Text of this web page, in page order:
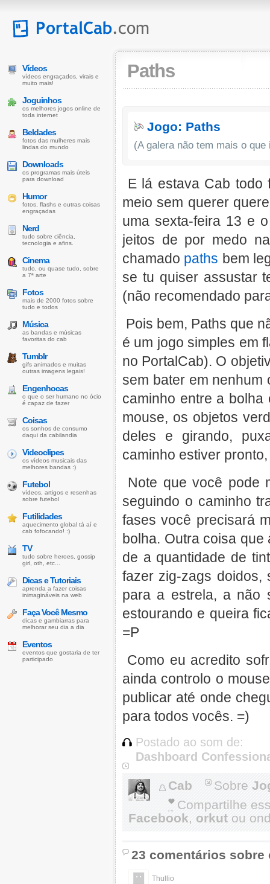
Paths
Jogo: Paths
(A galera não tem mais o que
E lá estava Cab todo
meio sem querer
uma sexta-feira 13 e
jeitos de por medo
chamado paths bem
se tu quiser assustar
(não recomendado
Pois bem, Paths que
é um jogo simples em
no PortalCab). O
sem bater em nenhum
caminho entre a
mouse, os objetos
deles e girando,
caminho estiver
Note que você pode
seguindo o caminho
fases você precisará
bolha. Outra coisa
de a quantidade de
fazer zig-zags doidos,
para a estrela, a não
estourando e queira
=P
Como eu acredito
ainda controlo o
publicar até onde
para todos vocês. =)
Postado ao som de:
Dashboard
Cab Sobre
Compartilhe
Facebook, orkut ou
23 comentários sobre
Thullio
Vídeos
vídeos engraçados, virais e
muito mais!
Joguinhos
os melhores jogos online de
toda internet
Beldades
fotos das mulheres mais
lindas do mundo
Downloads
os programas mais úteis
para download
Humor
fotos, flashs e outras coisas
engraçadas
Nerd
tudo sobre ciência,
tecnologia e afins.
Cinema
tudo, ou quase tudo, sobre
a 7ª arte
Fotos
mais de 2000 fotos sobre
tudo e todos
Música
as bandas e músicas
favoritas do cab
Tumblr
gifs animados e muitas
outras imagens legais!
Engenhocas
o que o ser humano no ócio
é capaz de fazer
Coisas
os sonhos de consumo
daqui da cabilandia
Videoclipes
os vídeos musicais das
melhores bandas :)
Futebol
vídeos, artigos e resenhas
sobre futebol
Futilidades
aquecimento global tá aí e
cab fofocando! :)
TV
tudo sobre heroes, gossip
girl, oth, etc...
Dicas e Tutoriais
aprenda a fazer coisas
inimagináveis na web
Faça Você Mesmo
dicas e gambiarras para
melhorar seu dia a dia
Eventos
eventos que gostaria de ter
participado